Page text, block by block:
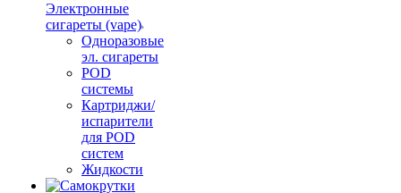
Электронные
сигареты (vape)
Одноразовые
эл. сигареты
POD
системы
Картриджи/
испарители
для POD
систем
Жидкости